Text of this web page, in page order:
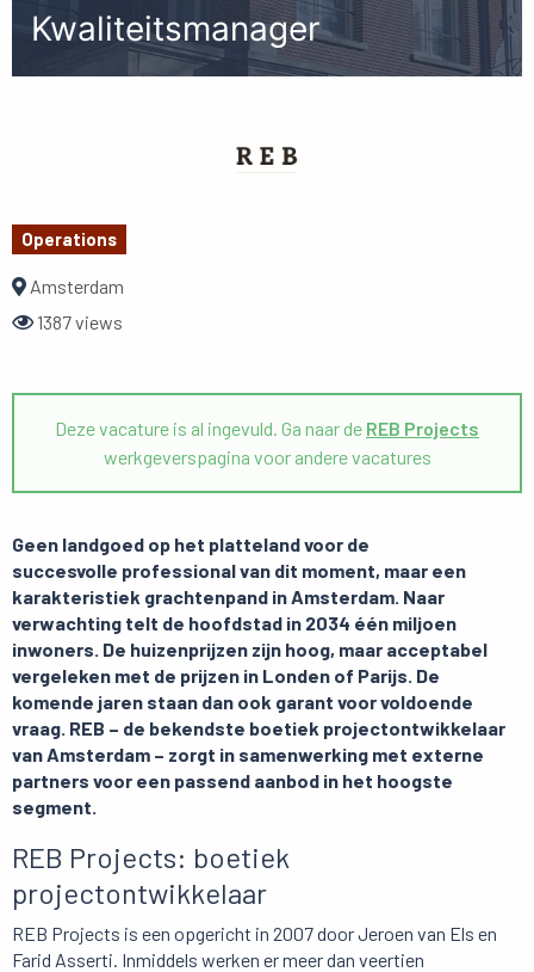
Kwaliteitsmanager
Operations
Amsterdam
1387 views
Deze vacature is al ingevuld. Ga naar de REB Projects
werkgeverspagina voor andere vacatures
Geen landgoed op het platteland voor de
succesvolle professional van dit moment, maar een
karakteristiek grachtenpand in Amsterdam. Naar
verwachting telt de hoofdstad in 2034 één miljoen
inwoners. De huizenprijzen zijn hoog, maar acceptabel
vergeleken met de prijzen in Londen of Parijs. De
komende jaren staan dan ook garant voor voldoende
vraag. REB – de bekendste boetiek projectontwikkelaar
van Amsterdam – zorgt in samenwerking met externe
partners voor een passend aanbod in het hoogste
segment.
REB Projects: boetiek
projectontwikkelaar
REB Projects is een opgericht in 2007 door Jeroen van Els en
Farid Asserti. Inmiddels werken er meer dan veertien